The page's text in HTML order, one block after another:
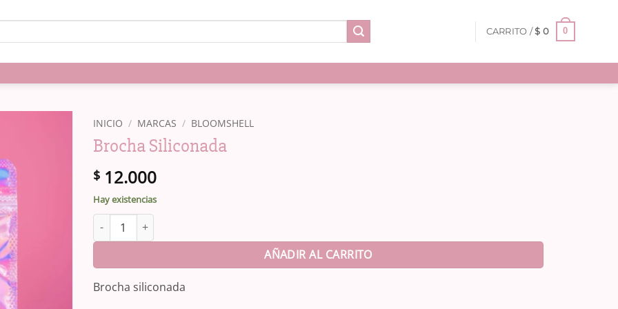
CARRITO /$ 0 0
INICIO / MARCAS / BLOOMSHELL
Brocha Siliconada
$12.000
Hay existencias
Brocha Siliconada cantidad
AÑADIR AL CARRITO
Brocha siliconada